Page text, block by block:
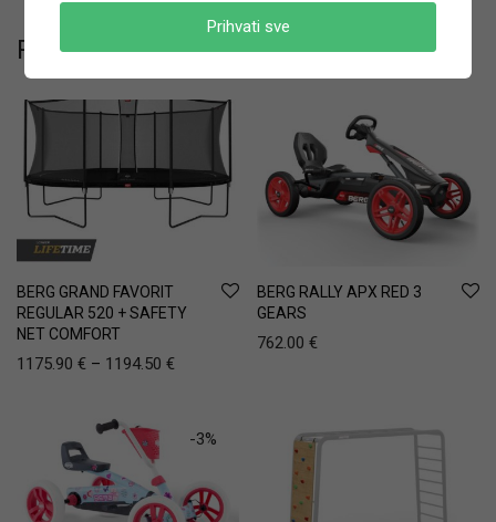
Related products
BERG GRAND FAVORIT
REGULAR 520 + SAFETY
NET COMFORT
1175.90 € – 1194.50 €
BERG RALLY APX RED 3
GEARS
762.00 €
-3%
Prihvati sve